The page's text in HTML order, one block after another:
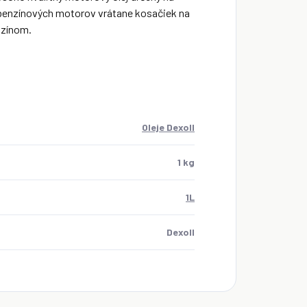
motorov vrátane kosačiek na
Oleje Dexoll
1 kg
1L
Dexoll